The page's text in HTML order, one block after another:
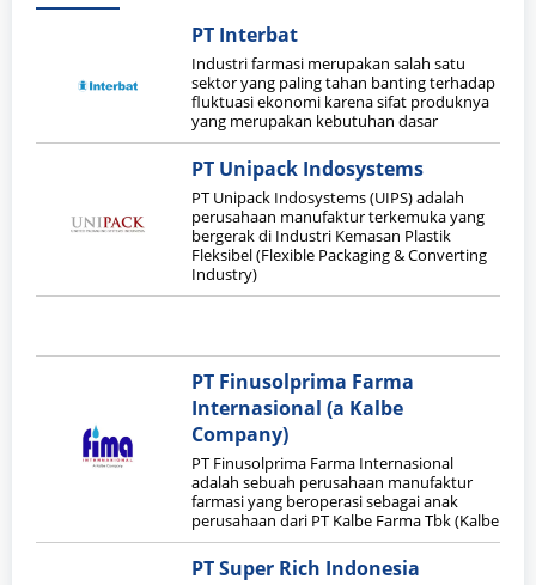
PT Interbat
Industri farmasi merupakan salah satu
sektor yang paling tahan banting terhadap
fluktuasi ekonomi karena sifat produknya
yang merupakan kebutuhan dasar
PT Unipack Indosystems
PT Unipack Indosystems (UIPS) adalah
perusahaan manufaktur terkemuka yang
bergerak di Industri Kemasan Plastik
Fleksibel (Flexible Packaging & Converting
Industry)
PT Finusolprima Farma
Internasional (a Kalbe
Company)
PT Finusolprima Farma Internasional
adalah sebuah perusahaan manufaktur
farmasi yang beroperasi sebagai anak
perusahaan dari PT Kalbe Farma Tbk (Kalbe
PT Super Rich Indonesia